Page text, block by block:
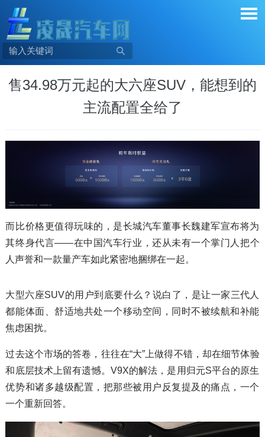

售34.98万元起的大六座SUV，能想到的
主流配置全给了
而比价格更值得玩味的，是长城汽车董事长魏建军宣布将为
其终身代言——在中国汽车行业，还从未有一个掌门人把个
人声誉和一款量产车如此紧密地捆绑在一起。
大型六座SUV的用户到底要什么？说白了，是让一家三代人
都能体面、舒适地共处一个移动空间，同时不被续航和补能
焦虑困扰。
过去这个市场的答卷，往往在“大”上做得不错，却在细节体验
和底层技术上留有遗憾。V9X的解法，是用归元S平台的原生
优势和诸多越级配置，把那些被用户反复提及的痛点，一个
一个重新回答。